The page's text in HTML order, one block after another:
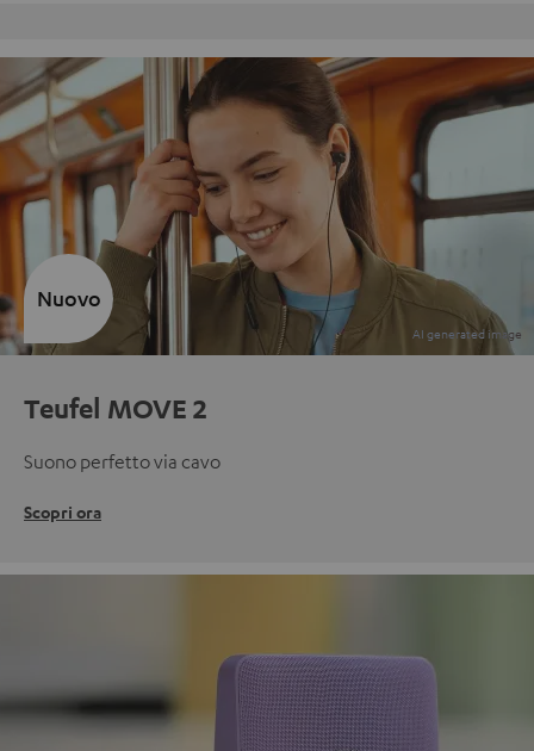
Teufel MOVE 2
Suono perfetto via cavo
Scopri ora
Nuovo